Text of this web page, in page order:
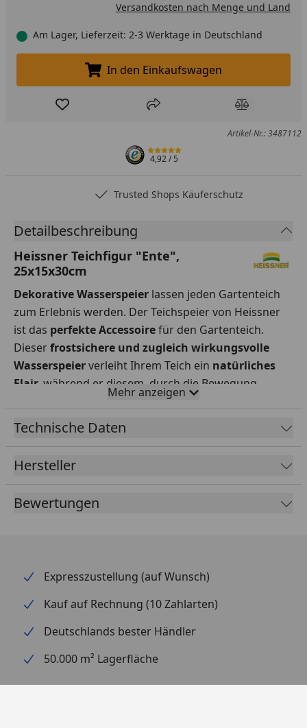
Versandkosten nach Menge und Land
Am Lager, Lieferzeit: 2-3 Werktage in Deutschland
In den Einkaufswagen legen
In den Einkaufswagen
Produkt zur Wunschliste hinzufügen
Teilen Produkt
Artikel-Nr.: 3487112
4,92/ 5
Trusted Shops Käuferschutz
Detailbeschreibung
Heissner Teichfigur "Ente",
25x15x30cm
Dekorative Wasserspeier lassen jeden Gartenteich
zum Erlebnis werden. Der Teichspeier von Heissner
ist das perfekte Accessoirefür den Gartenteich.
Dieserfrostsichere und zugleich wirkungsvolle
Wasserspeierverleiht Ihrem Teich ein natürliches
Flair, während er diesem, durch die Bewegung,
gleichzeitig eine zusätzliche Portion Sauerstoff
hinzufügt. Die reizende,
witterungsbeständige,
speiende Teichfigur wird Sie
beeindrucken.
Mehr anzeigen
Technische Daten
Hersteller
Bewertungen
Expresszustellung (auf Wunsch)
Kauf auf Rechnung (10 Zahlarten)
Deutschlands bester Händler
50.000 m² Lagerfläche